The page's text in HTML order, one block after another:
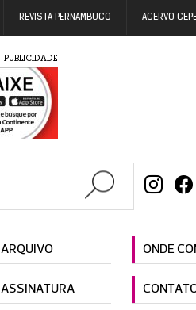
REVISTA PERNAMBUCO ACERVO
PUBLICIDADE
ARQUIVO ONDE
ASSINATURA